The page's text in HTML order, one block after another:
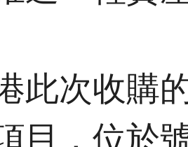
此次收購
目，位於